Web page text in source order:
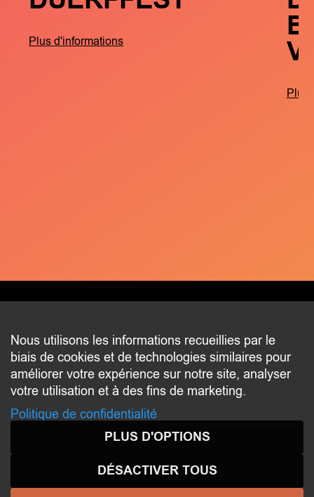
Plus d'informations
Plus
CONTACT
2 beim Schlass
L-8058 Bertrange
communication@bertrange.lu
Nous utilisons les informations recueillies par le
biais de cookies et de technologies similaires pour
améliorer votre expérience sur notre site, analyser
votre utilisation et à des fins de marketing.
Politique de confidentialité
PLUS D'OPTIONS
DÉSACTIVER TOUS